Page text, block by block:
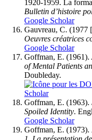
1920-1959. La
Bulletin d’histoire
Google Scholar
Gauvreau, C. (1977
Oeuvres créatrices
Google Scholar
Goffman, E. (1961).
of Mental Patients
Doubleday.
Scholar
Goffman, E. (1963).
Spoiled Identity.
Google Scholar
Goffman, E. (1973).